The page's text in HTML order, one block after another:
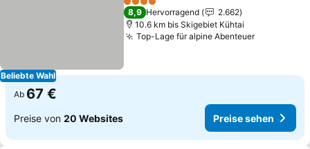
Beliebte Wahl
4 Sterne
8,9 Hervorragend
2.662
10.6 km bis Skigebiet Kühtai
Top-Lage für alpine Abenteuer
Ab 67 €
Preise von 20 Websites Preise sehen